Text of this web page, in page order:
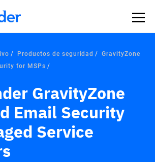
Productos de seguridad
GravityZone
for MSPs
GravityZone
Email Security
Service